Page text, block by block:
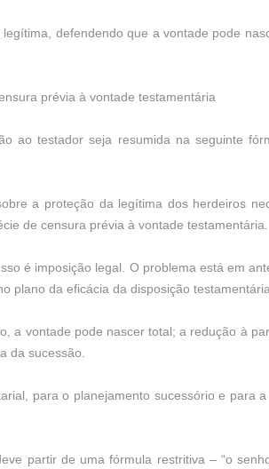
defendendo que a vontade pode
prévia à vontade testamentária
ao testador seja resumida na seguinte
a proteção da legítima dos herdeiros
de censura prévia à vontade testamentária.
é imposição legal. O problema está em
plano da eficácia da disposição
a vontade pode nascer total; a redução à
da sucessão.
para o planejamento sucessório e para
partir de uma fórmula restritiva – “o